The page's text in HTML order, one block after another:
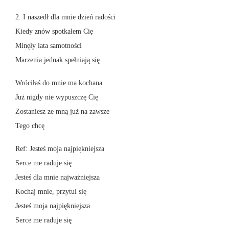
2. I naszedł dla mnie dzień radości
Kiedy znów spotkałem Cię
Minęły lata samotności
Marzenia jednak spełniają się
Wróciłaś do mnie ma kochana
Już nigdy nie wypuszczę Cię
Zostaniesz ze mną już na zawsze
Tego chcę
Ref: Jesteś moja najpiękniejsza
Serce me raduje się
Jesteś dla mnie najważniejsza
Kochaj mnie, przytul się
Jesteś moja najpiękniejsza
Serce me raduje się